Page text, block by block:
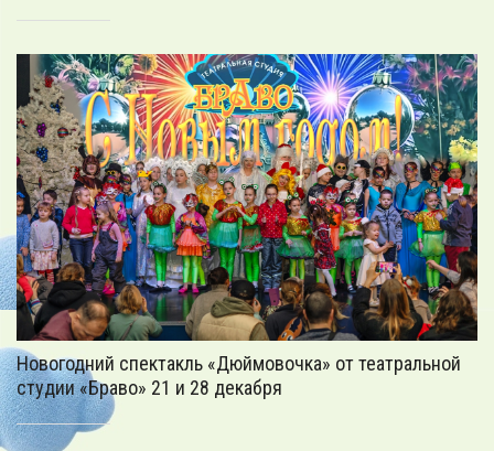
Новогодний спектакль «Дюймовочка» от театральной
студии «Браво» 21 и 28 декабря